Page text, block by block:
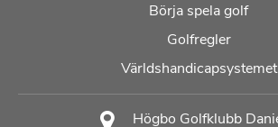
Börja spela golf
Golfregler
Världshandicapsystemet
Högbo Golfklubb